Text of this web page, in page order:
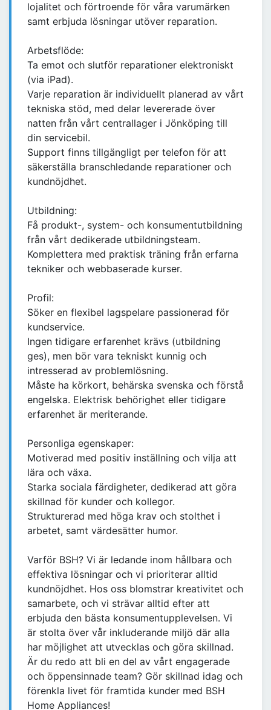
lojalitet och förtroende för våra varumärken
samt erbjuda lösningar utöver reparation.
Arbetsflöde:
Ta emot och slutför reparationer elektroniskt
(via iPad).
Varje reparation är individuellt planerad av vårt
tekniska stöd, med delar levererade över
natten från vårt centrallager i Jönköping till
din servicebil.
Support finns tillgängligt per telefon för att
säkerställa branschledande reparationer och
kundnöjdhet.
Utbildning:
Få produkt-, system- och konsumentutbildning
från vårt dedikerade utbildningsteam.
Komplettera med praktisk träning från erfarna
tekniker och webbaserade kurser.
Profil:
Söker en flexibel lagspelare passionerad för
kundservice.
Ingen tidigare erfarenhet krävs (utbildning
ges), men bör vara tekniskt kunnig och
intresserad av problemlösning.
Måste ha körkort, behärska svenska och förstå
engelska. Elektrisk behörighet eller tidigare
erfarenhet är meriterande.
Personliga egenskaper:
Motiverad med positiv inställning och vilja att
lära och växa.
Starka sociala färdigheter, dedikerad att göra
skillnad för kunder och kollegor.
Strukturerad med höga krav och stolthet i
arbetet, samt värdesätter humor.
Varför BSH? Vi är ledande inom hållbara och
effektiva lösningar och vi prioriterar alltid
kundnöjdhet. Hos oss blomstrar kreativitet och
samarbete, och vi strävar alltid efter att
erbjuda den bästa konsumentupplevelsen. Vi
är stolta över vår inkluderande miljö där alla
har möjlighet att utvecklas och göra skillnad.
Är du redo att bli en del av vårt engagerade
och öppensinnade team? Gör skillnad idag och
förenkla livet för framtida kunder med BSH
Home Appliances!